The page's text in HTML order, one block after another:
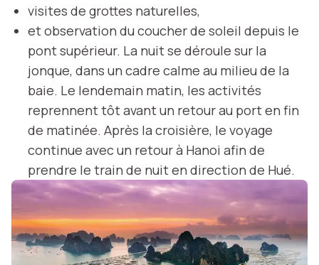
visites de grottes naturelles,
et observation du coucher de soleil depuis le
pont supérieur. La nuit se déroule sur la
jonque, dans un cadre calme au milieu de la
baie. Le lendemain matin, les activités
reprennent tôt avant un retour au port en fin
de matinée. Après la croisière, le voyage
continue avec un retour à Hanoi afin de
prendre le train de nuit en direction de Hué.